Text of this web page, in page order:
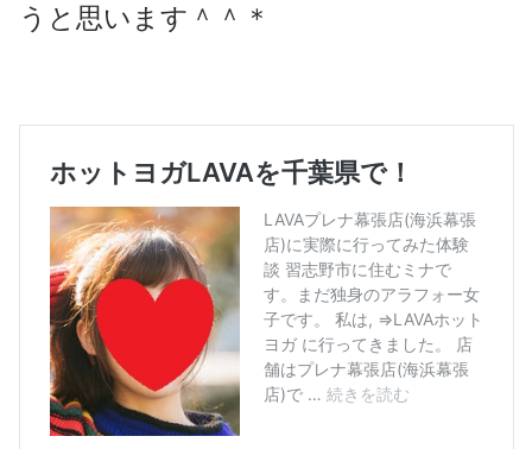
うと思います＾＾＊